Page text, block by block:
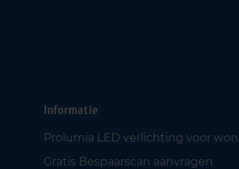
Informatie
Prolumia LED verlichting voor
Gratis Bespaarscan aanvragen